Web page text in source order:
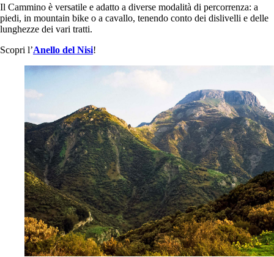
Il Cammino è versatile e adatto a diverse modalità di percorrenza: a
piedi, in mountain bike o a cavallo, tenendo conto dei dislivelli e delle
lunghezze dei vari tratti.
Scopri l’Anello del Nisi!